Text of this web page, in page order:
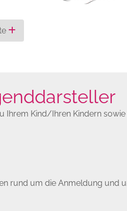
Kind/Ihren Kindern sowie
rund um die Anmeldung und